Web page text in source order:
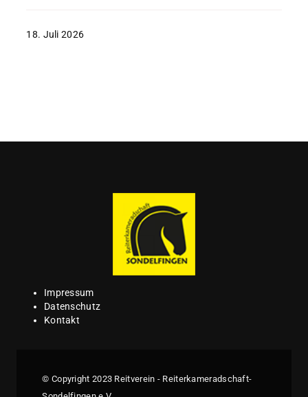
18. Juli 2026
Impressum
Datenschutz
Kontakt
© Copyright 2023 Reitverein - Reiterkameradschaft-